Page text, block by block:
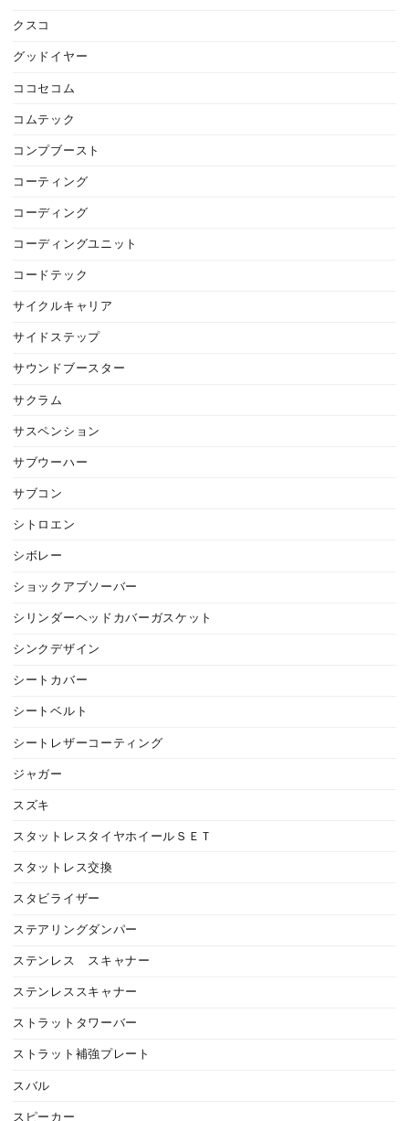
クスコ
グッドイヤー
ココセコム
コムテック
コンプブースト
コーティング
コーディング
コーディングユニット
コードテック
サイクルキャリア
サイドステップ
サウンドブースター
サクラム
サスペンション
サブウーハー
サブコン
シトロエン
シボレー
ショックアブソーバー
シリンダーヘッドカバーガスケット
シンクデザイン
シートカバー
シートベルト
シートレザーコーティング
ジャガー
スズキ
スタットレスタイヤホイールＳＥＴ
スタットレス交換
スタビライザー
ステアリングダンパー
ステンレス スキャナー
ステンレススキャナー
ストラットタワーバー
ストラット補強プレート
スバル
スピーカー